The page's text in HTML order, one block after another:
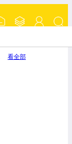
看全部